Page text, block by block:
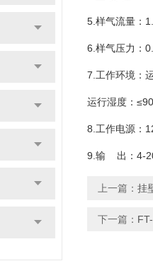
5.样气流量：
6.样气压力：
7.工作环境：
运行湿度：
8.工作电源：
9.输 出：4-
上一篇： 挂
下一篇：